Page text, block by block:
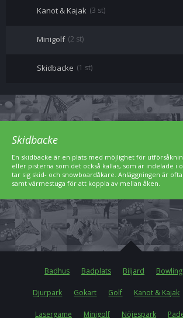
Kanot & Kajak (3 st)
Minigolf (2 st)
Skidbacke (1 st)
Skidbacke
En skidbacke är en plats med möjlighet för
eller pisterna som det också kallas, som är indelade i
tar sig skid- och snowboardåkare. Anläggningen är
samt värmestuga för att koppla av mellan åken.
Badhus Badplats Biljard Bowling
Djurpark Gokart Golf Kanot & Kajak
Lasergame Minigolf Nöjespark